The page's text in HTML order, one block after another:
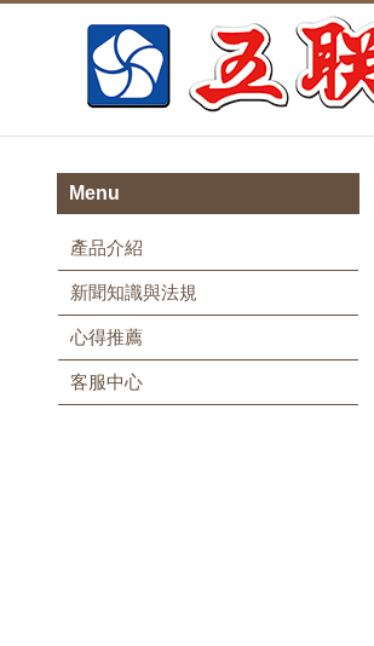
Menu
產品介紹
新聞知識與法規
心得推薦
客服中心